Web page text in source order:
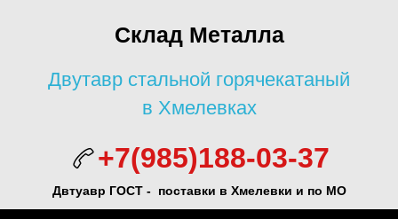
Склад Металла
Двутавр стальной горячекатаный
в Хмелевках
+7(985)188-03-37
Двтуавр ГОСТ - поставки в Хмелевки и по МО